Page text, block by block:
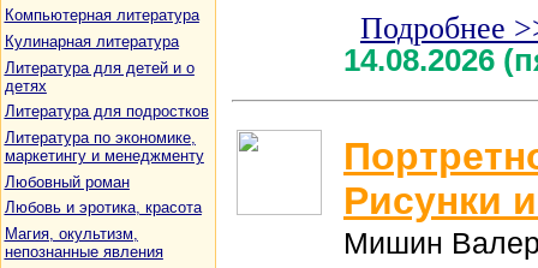
Компьютерная литература
Кулинарная литература
Литература для детей и о
детях
Литература для подростков
Литература по экономике,
маркетингу и менеджменту
Любовный роман
Любовь и эротика, красота
Магия, окультизм,
непознанные явления
Подробнее
14.08.2026
Рисунки
Мишин